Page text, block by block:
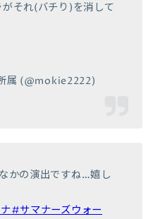
それ(バチり)を消して
属 (@mokie2222)
かの演出ですね…嬉し
#サマナーズウォー